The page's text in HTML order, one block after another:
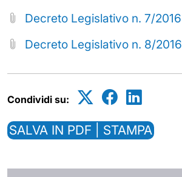
Decreto Legislativo n. 7/2016
Decreto Legislativo n. 8/2016
Condividi su:
SALVA IN PDF | STAMPA